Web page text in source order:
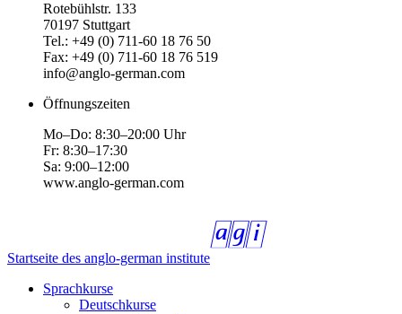
Rotebühlstr. 133
70197 Stuttgart
Tel.: +49 (0) 711-60 18 76 50
Fax: +49 (0) 711-60 18 76 519
info@anglo-german.com
Öffnungszeiten
Mo–Do: 8:30–20:00 Uhr
Fr: 8:30–17:30
Sa: 9:00–12:00
www.anglo-german.com
Startseite des anglo-german institute
Sprachkurse
Deutschkurse